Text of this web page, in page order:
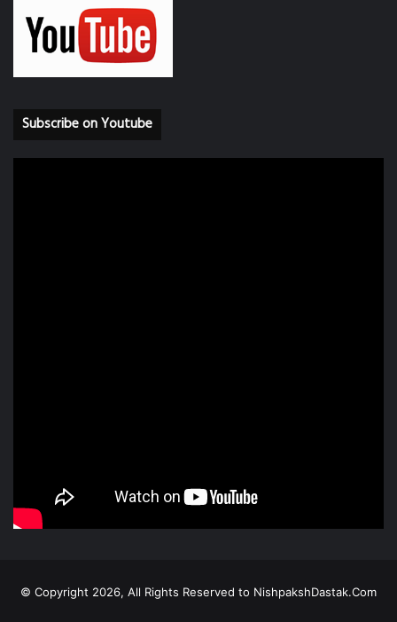
Subscribe on Youtube
© Copyright 2026, All Rights Reserved to NishpakshDastak.Com